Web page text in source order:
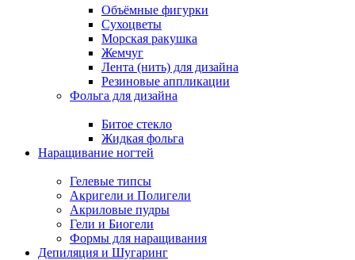
Объёмные фигурки
Сухоцветы
Морская ракушка
Жемчуг
Лента (нить) для дизайна
Резиновые аппликации
Фольга для дизайна
Битое стекло
Жидкая фольга
Наращивание ногтей
Гелевые типсы
Акригели и Полигели
Акриловые пудры
Гели и Биогели
Формы для наращивания
Депиляция и Шугаринг